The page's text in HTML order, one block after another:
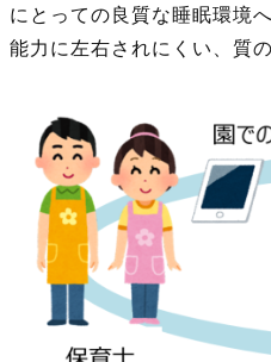
にとっての良質な睡眠環境
能力に左右されにくい、質